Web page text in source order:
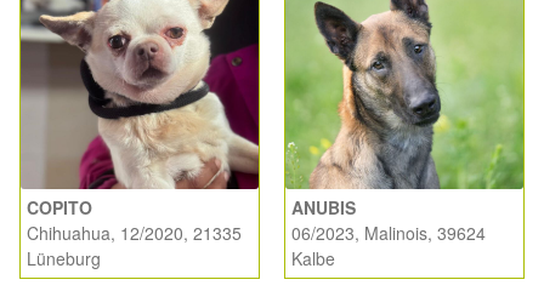
COPITO
Chihuahua, 12/2020, 21335
Lüneburg
ANUBIS
06/2023, Malinois, 39624
Kalbe